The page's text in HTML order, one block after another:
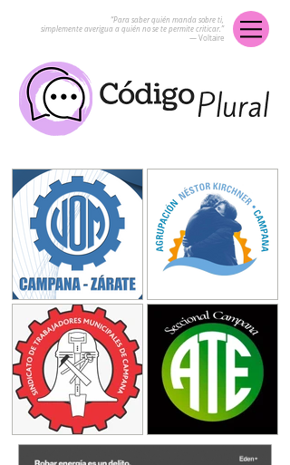
“Para saber quién manda sobre ti,
simplemente averigua a quién no se te permite criticar.”
― Voltaire